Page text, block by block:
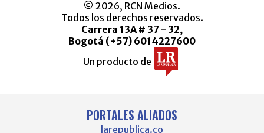
© 2026, RCN Medios.
Todos los derechos reservados.
Carrera 13A # 37 - 32,
Bogotá (+57) 6014227600
Un producto de
PORTALES ALIADOS
larepublica.co